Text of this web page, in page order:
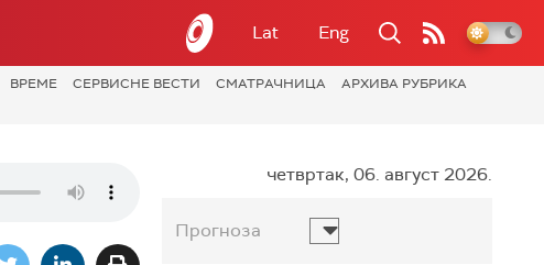
Lat Eng
ВРЕМЕ СЕРВИСНЕ ВЕСТИ СМАТРАЧНИЦА
АРХИВА РУБРИКА
четвртак, 06. август 2026.
Прогноза